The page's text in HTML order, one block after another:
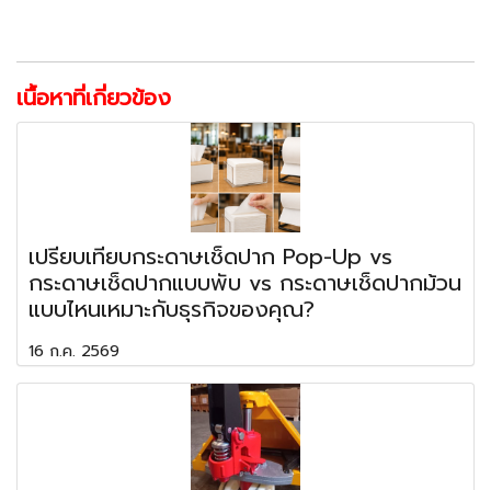
เนื้อหาที่เกี่ยวข้อง
เปรียบเทียบกระดาษเช็ดปาก Pop-Up vs
กระดาษเช็ดปากแบบพับ vs กระดาษเช็ดปากม้วน
แบบไหนเหมาะกับธุรกิจของคุณ?
16 ก.ค. 2569